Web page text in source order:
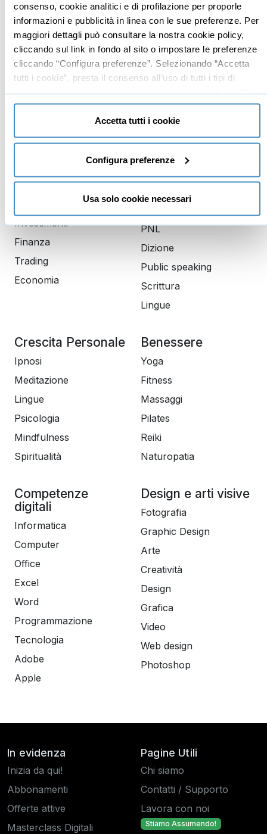
consenso, cookie analitici e di profilazione per proporle
informazioni e pubblicità in linea con le sue preferenze. Per
maggiori dettagli può consultare la nostra cookie policy,
cliccando sul link in fondo al sito o impostare le preferenze
cliccando “Configura preferenze”. Selezionando “Accetta
tutti i cookie”, presta il consenso all’uso di tutti i tipi di
cookie mentre può revocare il consenso cliccando su “Usa
solo cookie necessari” e saranno attivati i soli cookie
tecnici necessari al corretto funzionamento del sito.
Accetta tutti i cookie
Configura preferenze
Usa solo cookie necessari
Risorse Umane
Vendita
Branding
Leadership
Business management
Produttività
Gestione aziendale
E-commerce
Google
Data analyst
Investimenti
Finanza
Trading
Economia
PNL
Dizione
Public speaking
Scrittura
Lingue
Crescita Personale
Ipnosi
Meditazione
Lingue
Psicologia
Mindfulness
Spiritualità
Benessere
Yoga
Fitness
Massaggi
Pilates
Reiki
Naturopatia
Competenze
digitali
Informatica
Computer
Office
Excel
Word
Programmazione
Tecnologia
Adobe
Apple
Design e arti visive
Fotografia
Graphic Design
Arte
Creatività
Design
Grafica
Video
Web design
Photoshop
In evidenza
Inizia da qui!
Abbonamenti
Offerte attive
Masterclass Digitali
Pagine Utili
Chi siamo
Contatti / Supporto
Lavora con noi
Stiamo Assumendo!